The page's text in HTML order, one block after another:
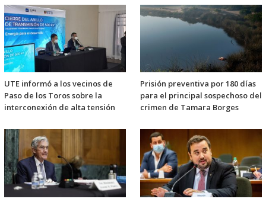
UTE informó a los vecinos de
Paso de los Toros sobre la
interconexión de alta tensión
Prisión preventiva por 180 días
para el principal sospechoso del
crimen de Tamara Borges